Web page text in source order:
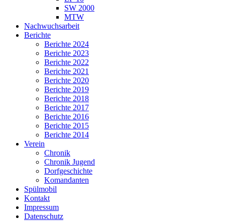
SW 2000
MTW
Nachwuchsarbeit
Berichte
Berichte 2024
Berichte 2023
Berichte 2022
Berichte 2021
Berichte 2020
Berichte 2019
Berichte 2018
Berichte 2017
Berichte 2016
Berichte 2015
Berichte 2014
Verein
Chronik
Chronik Jugend
Dorfgeschichte
Komandanten
Spülmobil
Kontakt
Impressum
Datenschutz